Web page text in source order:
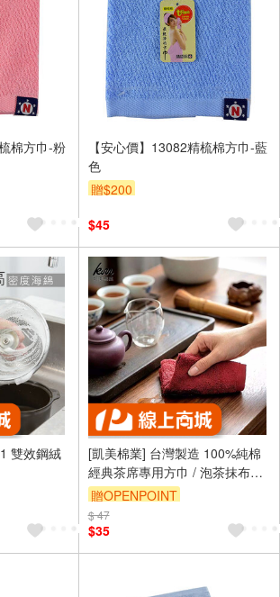
棉方巾-粉
【安心價】13082精梳棉方巾-藍
色
贈$200
$45
雙效鋼絨
[凱美棉業] 台灣製造 100%純棉
經典茶席專用方巾 / 泡茶抹布
（34×34cm）
贈OPENPOINT
$ 47
$35